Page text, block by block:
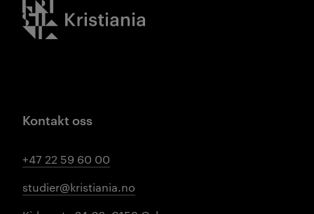
Kristiania logo
Kontakt oss
+47 22 59 60 00
studier@kristiania.no